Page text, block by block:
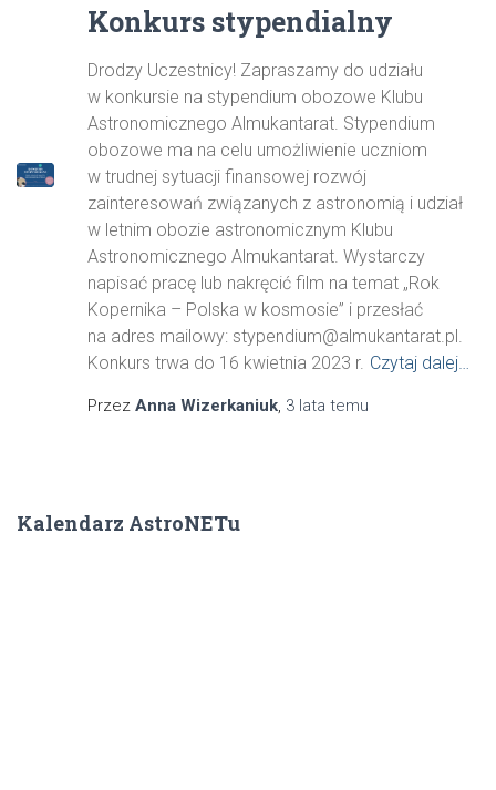
Konkurs stypendialny
Drodzy Uczestnicy! Zapraszamy do udziału
w konkursie na stypendium obozowe Klubu
Astronomicznego Almukantarat. Stypendium
obozowe ma na celu umożliwienie uczniom
w trudnej sytuacji finansowej rozwój
zainteresowań związanych z astronomią i udział
w letnim obozie astronomicznym Klubu
Astronomicznego Almukantarat. Wystarczy
napisać pracę lub nakręcić film na temat „Rok
Kopernika – Polska w kosmosie” i przesłać
na adres mailowy: stypendium@almukantarat.pl.
Konkurs trwa do 16 kwietnia 2023 r. Czytaj dalej…
Przez Anna Wizerkaniuk, 3 lata temu
Kalendarz AstroNETu